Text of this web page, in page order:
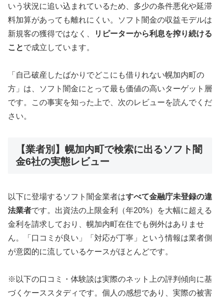
いう状況に追い込まれているため、多少の条件悪化や延滞
料加算があっても離れにくい。ソフト闇金の収益モデルは
新規客の獲得ではなく、
リピーターから利息を搾り続ける
ことで成立しています。
「自己破産したばかりでどこにも借りれない幌加内町の
方」は、ソフト闇金にとって最も価値の高いターゲット層
です。この事実を知った上で、次のレビューを読んでくだ
さい。
【業者別】幌加内町で検索に出るソフト闇
金6社の実態レビュー
以下に登場するソフト闇金業者はすべて金融庁未登録の違
法業者です。出資法の上限金利（年20%）を大幅に超える
金利を請求しており、幌加内町在住でも例外はありませ
ん。「口コミが良い」「対応が丁寧」という情報は業者側
が意図的に流しているケースがほとんどです。
※以下の口コミ・体験談は実際のネット上の評判傾向に基
づくケーススタディです。個人の感想であり、実際の被害